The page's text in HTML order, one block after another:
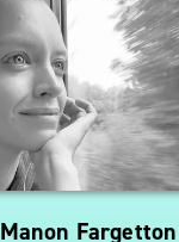
Manon Fargetton